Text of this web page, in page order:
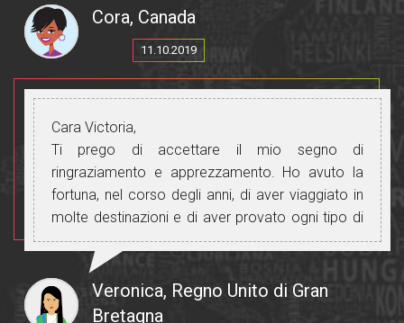
Cora, Canada
11.10.2019
Cara Victoria,
Ti prego di accettare il mio segno di
ringraziamento e apprezzamento. Ho avuto la
fortuna, nel corso degli anni, di aver viaggiato in
molte destinazioni e di aver provato ogni tipo di
guida. Secondo me sei proprio in cima, uno dei
pochissimi selezionati che riescono a "farlo
bene".
Come ogni lavoro specializzato, guidare è
Veronica, Regno Unito di Gran
Bretagna